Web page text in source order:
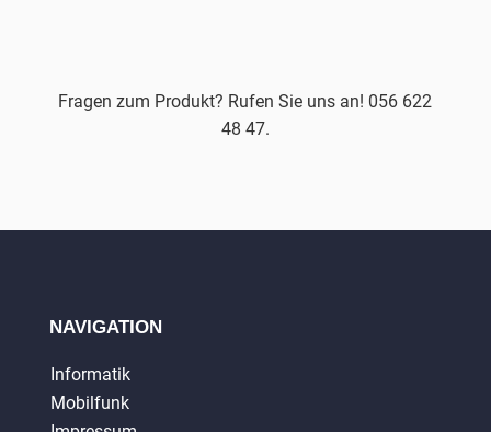
Fragen zum Produkt? Rufen Sie uns an! 056 622
48 47.
NAVIGATION
Informatik
Mobilfunk